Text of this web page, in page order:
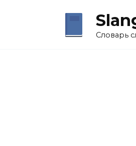
Словарь